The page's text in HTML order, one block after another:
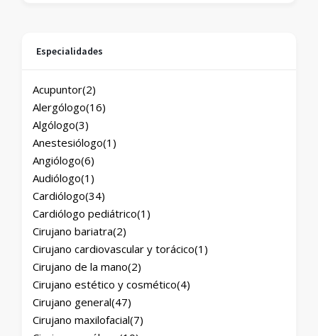
Especialidades
Acupuntor(2)
Alergólogo(16)
Algólogo(3)
Anestesiólogo(1)
Angiólogo(6)
Audiólogo(1)
Cardiólogo(34)
Cardiólogo pediátrico(1)
Cirujano bariatra(2)
Cirujano cardiovascular y torácico(1)
Cirujano de la mano(2)
Cirujano estético y cosmético(4)
Cirujano general(47)
Cirujano maxilofacial(7)